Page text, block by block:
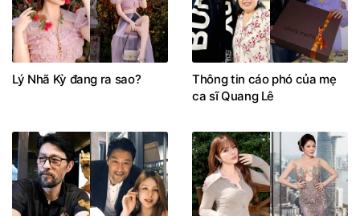
Lý Nhã Kỳ đang ra sao?
Thông tin cáo phó của mẹ
ca sĩ Quang Lê